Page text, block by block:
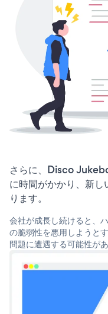
さらに、Disco
に時間がかかり、新
ります。
会社が成長し続けると、
の脆弱性を悪用しようと
問題に遭遇する可能性があ